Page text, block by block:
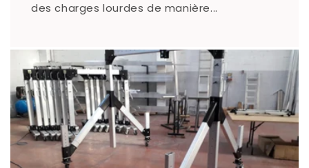
des charges lourdes de manière...